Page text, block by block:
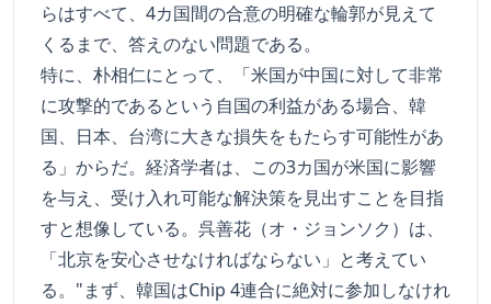
らはすべて、4カ国間の合意の明確な輪郭が見えて
くるまで、答えのない問題である。
特に、朴相仁にとって、「米国が中国に対して非常
に攻撃的であるという自国の利益がある場合、韓
国、日本、台湾に大きな損失をもたらす可能性があ
る」からだ。経済学者は、この3カ国が米国に影響
を与え、受け入れ可能な解決策を見出すことを目指
すと想像している。呉善花（オ・ジョンソク）は、
「北京を安心させなければならない」と考えてい
る。"まず、韓国はChip 4連合に絶対に参加しなけれ